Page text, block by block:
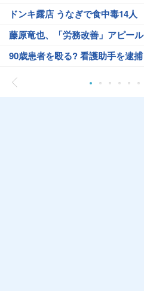
ドンキ露店 うなぎで食中毒14人
藤原竜也、「労務改善」アピール
90歳患者を殴る? 看護助手を逮捕